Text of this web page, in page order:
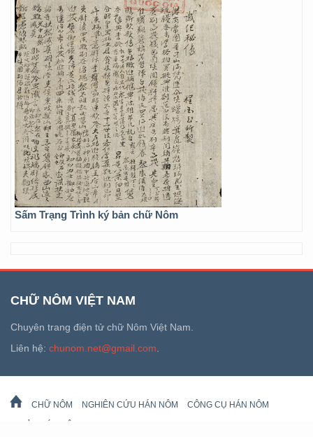
Sấm Trạng Trình ký bản chữ Nôm
CHỮ NÔM VIỆT NAM
Chuyên trang điện tử chữ Nôm Việt Nam.
Liên hệ: chunom.net@gmail.com
CHỮ NÔM NGHIÊN CỨU HÁN NÔM CÔNG CỤ HÁN NÔM